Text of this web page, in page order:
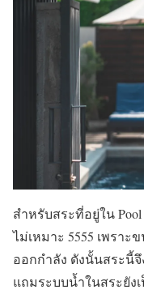
สำหรับสระที่อยู่ใน
ไม่เหมาะ 5555 เพราะ
ออกกำลัง ดังนั้นสระนี้
แถมระบบน้ำในสระยัง